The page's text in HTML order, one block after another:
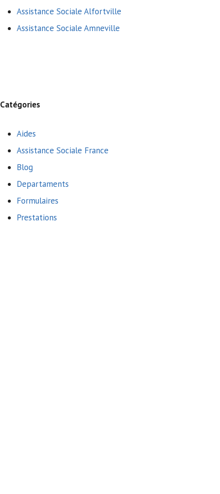
Assistance Sociale Alfortville
Assistance Sociale Amneville
Catégories
Aides
Assistance Sociale France
Blog
Departaments
Formulaires
Prestations